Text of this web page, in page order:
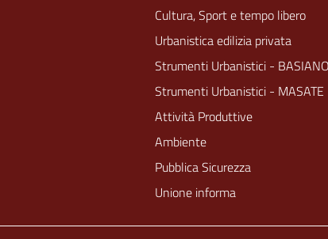
Cultura, Sport e tempo libero
Urbanistica edilizia privata
Strumenti Urbanistici - BASIANO
Strumenti Urbanistici - MASATE
Attività Produttive
Ambiente
Pubblica Sicurezza
Unione informa